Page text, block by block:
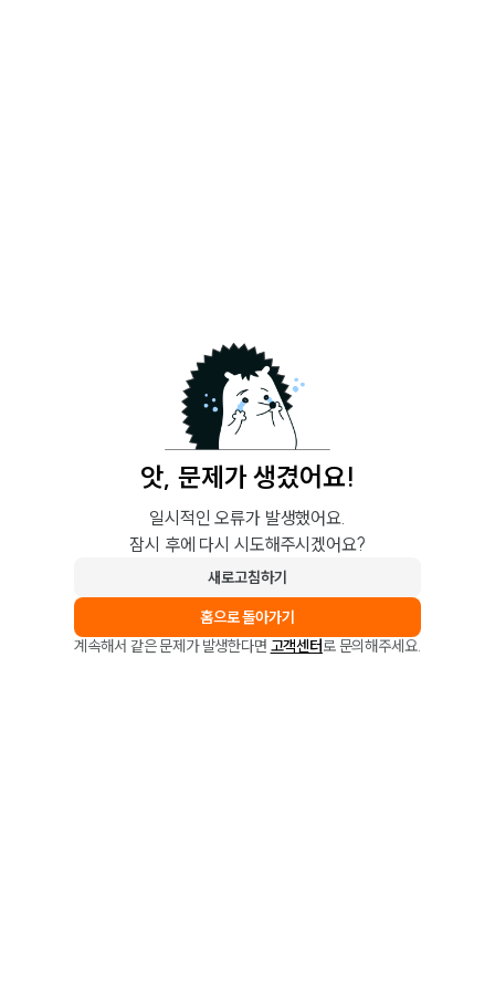
앗, 문제가 생겼어요!
일시적인 오류가 발생했어요.
잠시 후에 다시 시도해주시겠어요?
새로고침하기
홈으로 돌아가기
계속해서 같은 문제가 발생한다면 고객센터로 문의해주세요.